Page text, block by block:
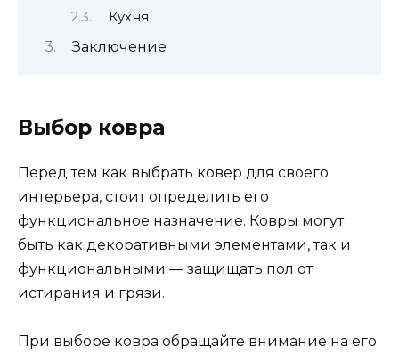
Кухня
Заключение
Выбор ковра
Перед тем как выбрать ковер для своего
интерьера, стоит определить его
функциональное назначение. Ковры могут
быть как декоративными элементами, так и
функциональными — защищать пол от
истирания и грязи.
При выборе ковра обращайте внимание на его